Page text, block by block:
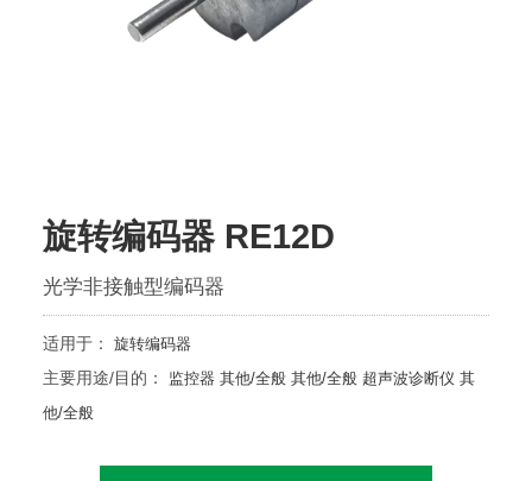
旋转编码器 RE12D
光学非接触型编码器
适用于： 旋转编码器
主要用途/目的： 监控器 其他/全般 其他/全般 超声波诊断仪 其
他/全般